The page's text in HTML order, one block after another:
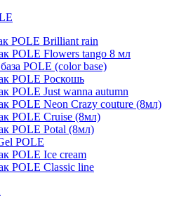
POLE Brilliant rain
POLE Flowers tango 8 мл
POLE (color base)
POLE Роскошь
POLE Just wanna autumn
POLE Neon Crazy couture (8мл)
POLE Cruise (8мл)
POLE Potal (8мл)
POLE
POLE Ice cream
POLE Classic line